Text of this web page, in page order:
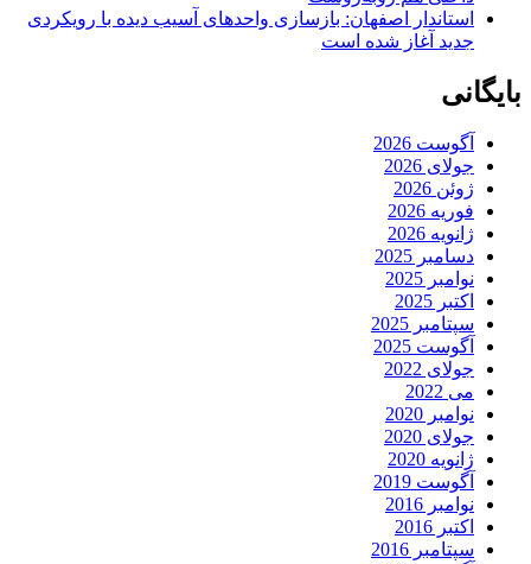
استاندار اصفهان: بازسازی واحدهای آسیب دیده با رویکردی
جدید آغاز شده است
بایگانی
آگوست 2026
جولای 2026
ژوئن 2026
فوریه 2026
ژانویه 2026
دسامبر 2025
نوامبر 2025
اکتبر 2025
سپتامبر 2025
آگوست 2025
جولای 2022
می 2022
نوامبر 2020
جولای 2020
ژانویه 2020
آگوست 2019
نوامبر 2016
اکتبر 2016
سپتامبر 2016